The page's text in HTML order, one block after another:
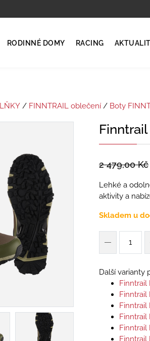
RODINNÉ DOMY RACING
/ FINNTRAIL oblečení/ Boty
2 479,00Kč
Lehké a
aktivity a
Skladem u
Další varianty
Finntrail
Finntrail
Finntrail
Finntrail
Finntrail
Finntrail